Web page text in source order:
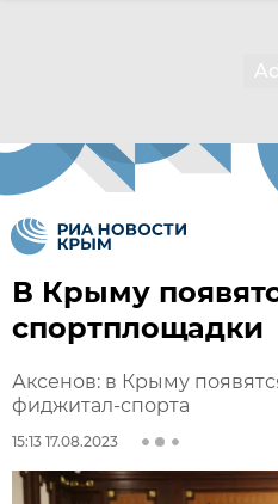
В Крыму
спортплощадки
Аксенов: в Крыму
фиджитал-спорта
15:13 17.08.2023